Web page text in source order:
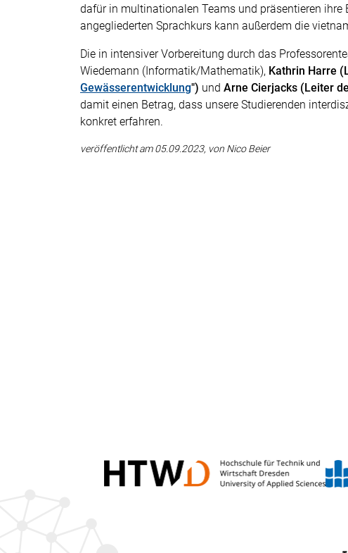
dafür in multinationalen Teams und präsentieren ihre
angegliederten Sprachkurs kann außerdem die
Die in intensiver Vorbereitung durch das
Wiedemann (Informatik/Mathematik), Kathrin Harre
Gewässerentwicklung") und Arne Cierjacks (Leiter
damit einen Betrag, dass unsere Studierenden
konkret erfahren.
veröffentlicht am 05.09.2023, von Nico Beier